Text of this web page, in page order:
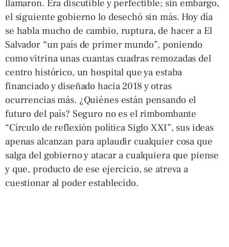
llamaron. Era discutible y perfectible; sin embargo,
el siguiente gobierno lo desechó sin más. Hoy día
se habla mucho de cambio, ruptura, de hacer a El
Salvador “un país de primer mundo”, poniendo
como vitrina unas cuantas cuadras remozadas del
centro histórico, un hospital que ya estaba
financiado y diseñado hacia 2018 y otras
ocurrencias más. ¿Quiénes están pensando el
futuro del país? Seguro no es el rimbombante
“Círculo de reflexión política Siglo XXI”, sus ideas
apenas alcanzan para aplaudir cualquier cosa que
salga del gobierno y atacar a cualquiera que piense
y que, producto de ese ejercicio, se atreva a
cuestionar al poder establecido.